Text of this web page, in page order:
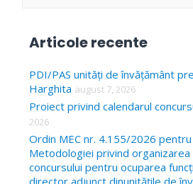
c
h
f
o
r
Articole recente
PDI/PAS unități de învățământ
Harghita august 7, 2026
Proiect privind calendarul
2026
Ordin MEC nr. 4.155/2026
Metodologiei privind organizarea
concursului pentru ocuparea
director adjunct dinunitățile de